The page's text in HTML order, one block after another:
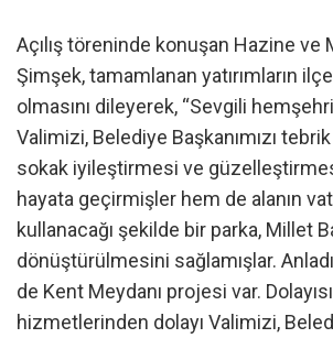
Açılış töreninde konuşan Hazine ve
Şimşek, tamamlanan yatırımların
olmasını dileyerek, “Sevgili
Valimizi, Belediye Başkanımızı
sokak iyileştirmesi ve
hayata geçirmişler hem de alanın
kullanacağı şekilde bir parka, Millet
dönüştürülmesini sağlamışlar.
de Kent Meydanı projesi var.
hizmetlerinden dolayı Valimizi,